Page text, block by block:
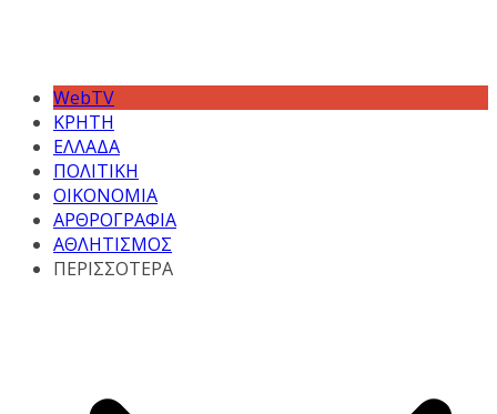
WebTV
ΚΡΗΤΗ
ΕΛΛΑΔΑ
ΠΟΛΙΤΙΚΗ
ΟΙΚΟΝΟΜΙΑ
ΑΡΘΡΟΓΡΑΦΙΑ
ΑΘΛΗΤΙΣΜΟΣ
ΠΕΡΙΣΣΟΤΕΡΑ